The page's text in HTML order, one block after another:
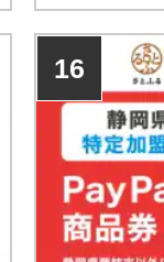
16